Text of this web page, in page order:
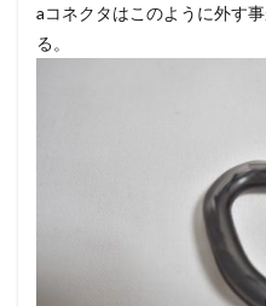
aコネクタはこのように外す
る。